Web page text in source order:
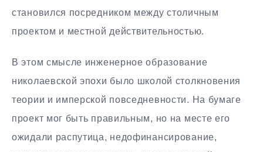
становился посредником между столичным
проектом и местной действительностью.
В этом смысле инженерное образование
николаевской эпохи было школой столкновения
теории и имперской повседневности. На бумаге
проект мог быть правильным, но на месте его
ожидали распутица, недофинансирование,